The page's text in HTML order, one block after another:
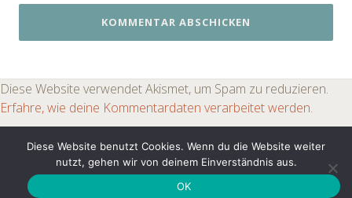
Diese Website verwendet Akismet, um Spam zu reduzieren.
Erfahre, wie deine Kommentardaten verarbeitet werden.
PROUDLY POWERED BY WORDPRESS | THEME:
WORDPRESS.COM
Diese Website benutzt Cookies. Wenn du die Website weiter
nutzt, gehen wir von deinem Einverständnis aus.
OK